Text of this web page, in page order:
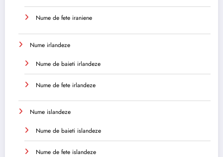
Nume de fete iraniene
Nume irlandeze
Nume de baieti irlandeze
Nume de fete irlandeze
Nume islandeze
Nume de baieti islandeze
Nume de fete islandeze